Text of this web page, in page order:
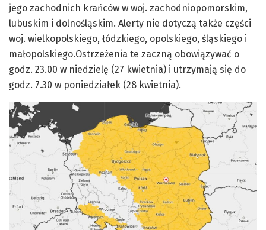
jego zachodnich krańców w woj. zachodniopomorskim,
lubuskim i dolnośląskim. Alerty nie dotyczą także części
woj. wielkopolskiego, łódzkiego, opolskiego, śląskiego i
małopolskiego.Ostrzeżenia te zaczną obowiązywać o
godz. 23.00 w niedzielę (27 kwietnia) i utrzymają się do
godz. 7.30 w poniedziałek (28 kwietnia).